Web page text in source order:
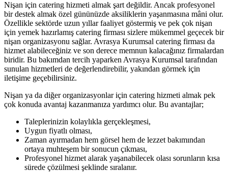
Nişan için catering hizmeti almak şart değildir. Ancak profesyonel
bir destek almak özel gününüzde aksiliklerin yaşanmasına mâni olur.
Özellikle sektörde uzun yıllar faaliyet göstermiş ve pek çok nişan
için yemek hazırlamış catering firması sizlere mükemmel geçecek bir
nişan organizasyonu sağlar. Avrasya Kurumsal catering firması da
hizmet alabileceğiniz ve son derece memnun kalacağınız firmalardan
biridir. Bu bakımdan tercih yaparken Avrasya Kurumsal tarafından
sunulan hizmetleri de değerlendirebilir, yakından görmek için
iletişime geçebilirsiniz.
Nişan ya da diğer organizasyonlar için catering hizmeti almak pek
çok konuda avantaj kazanmanıza yardımcı olur. Bu avantajlar;
Taleplerinizin kolaylıkla gerçekleşmesi,
Uygun fiyatlı olması,
Zaman ayırmadan hem görsel hem de lezzet bakımından
ortaya muhteşem bir sonucun çıkması,
Profesyonel hizmet alarak yaşanabilecek olası sorunların kısa
sürede çözülmesi şeklinde sıralanır.